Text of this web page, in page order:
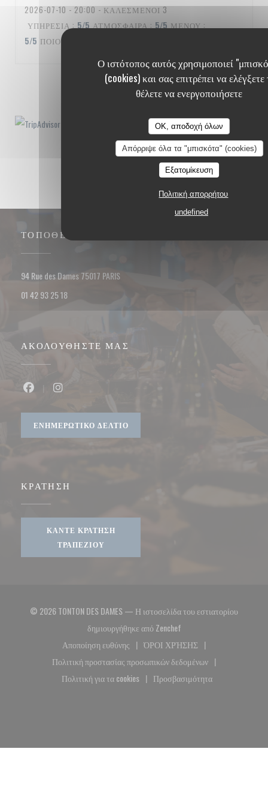
Ο ιστότοπος αυτός χρησιμοποιεί
(cookies) και σας επιτρέπει να ελέγξετε
θέλετε να ενεργοποιήσετε
OK, αποδοχή όλων
Απόρριψε όλα τα "μπισκότα" (cookies)
Εξατομίκευση
Πολιτική απορρήτου
undefined
2026-07-10- 20:00 - ΚΑΛΕΣΜΈΝΟΙ 3
ΥΠΗΡΕΣΊΑ: 5/5 ΑΤΜΌΣΦΑΙΡΑ: 5/5 ΜΕΝΟΎ:
5/5 ΠΟΙΌΤΗΤΑ / ΤΙΜΉ
1 2 3
ΤΟΠΟΘΕΣΊΑ
94 Rue des Dames 75017 PARIS((ανοίγει σε νέο παράθυρο))
01 42 93 25 18
ΑΚΟΛΟΥΘΉΣΤΕ ΜΑΣ
Facebook ((ανοίγει σε νέο παράθυρο))
ΕΝΗΜΕΡΩΤΙΚΌ ΔΕΛΤΊΟ
ΚΡΆΤΗΣΗ
ΚΆΝΤΕ ΚΡΆΤΗΣΗ
ΤΡΑΠΕΖΙΟΎ
© 2026 TONTON DES DAMES — Η ιστοσελίδα του εστιατορίου
δημιουργήθηκε απόZenchef((ανοίγει σε νέο
Αποποίηση ευθύνης
((ανοίγει σε νέο παράθυρο))
ΌΡΟΙ ΧΡΉΣΗΣ
((ανοίγει σε νέο
Πολιτική προστασίας προσωπικών δεδομένων
((ανοίγει σε νέο παράθυρο))
Πολιτική για τα cookies
((ανοίγει σε νέο παράθυρο))
Προσβασιμότητα
((ανοίγει σε νέο